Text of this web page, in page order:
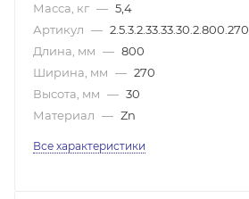
Масса, кг — 5,4
Артикул — 2.5.3.2.33.33.30.2.800.270
Длина, мм — 800
Ширина, мм — 270
Высота, мм — 30
Материал — Zn
Все характеристики